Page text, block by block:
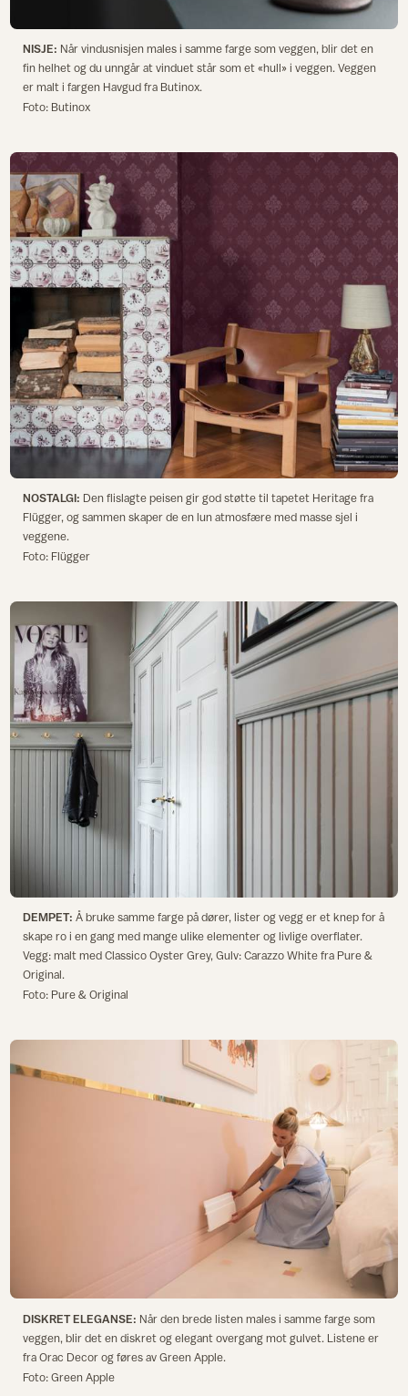
NISJE: Når vindusnisjen males i samme farge som veggen, blir det en
fin helhet og du unngår at vinduet står som et «hull» i veggen. Veggen
er malt i fargen Havgud fra Butinox.
Foto: Butinox
NOSTALGI: Den flislagte peisen gir god støtte til tapetet Heritage fra
Flügger, og sammen skaper de en lun atmosfære med masse sjel i
veggene.
Foto: Flügger
DEMPET: Å bruke samme farge på dører, lister og vegg er et knep for å
skape ro i en gang med mange ulike elementer og livlige overflater.
Vegg: malt med Classico Oyster Grey, Gulv: Carazzo White fra Pure &
Original.
Foto: Pure & Original
DISKRET ELEGANSE: Når den brede listen males i samme farge som
veggen, blir det en diskret og elegant overgang mot gulvet. Listene er
fra Orac Decor og føres av Green Apple.
Foto: Green Apple